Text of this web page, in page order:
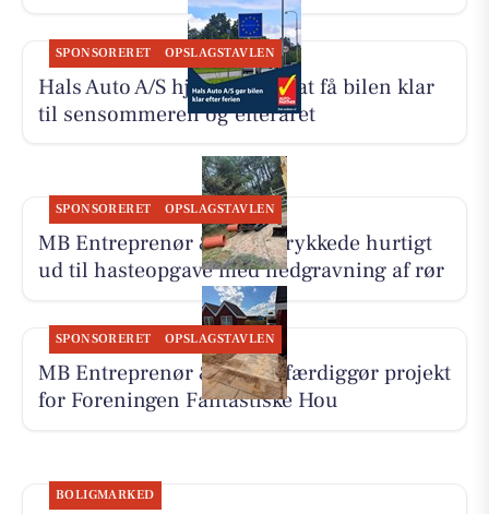
SPONSORERET OPSLAGSTAVLEN
Hals Auto A/S hjælper med at få bilen klar
til sensommeren og efteråret
SPONSORERET OPSLAGSTAVLEN
MB Entreprenør & Anlæg rykkede hurtigt
ud til hasteopgave med nedgravning af rør
SPONSORERET OPSLAGSTAVLEN
MB Entreprenør & Anlæg færdiggør projekt
for Foreningen Fantastiske Hou
BOLIGMARKED